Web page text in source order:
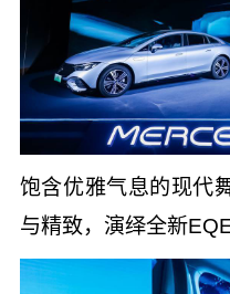
饱含优雅气息的现代
与精致，演绎全新